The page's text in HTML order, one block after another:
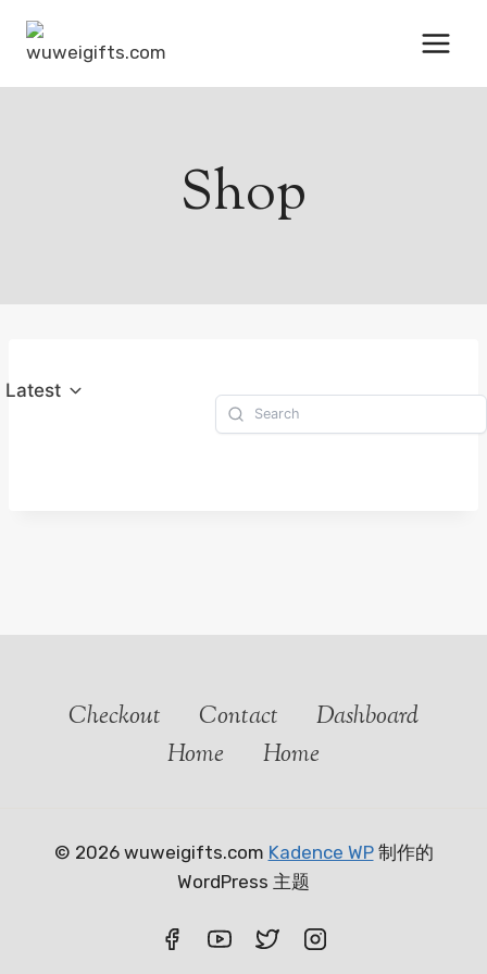
Shop
Latest
Checkout Contact
Dashboard
Home
Home
© 2026 wuweigifts.com Kadence WP制作的
WordPress 主题